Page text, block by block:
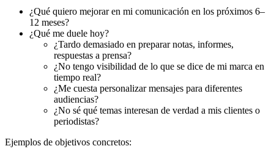
¿Qué quiero mejorar en mi comunicación en los próximos 6–
12 meses?
¿Qué me duele hoy?
¿Tardo demasiado en preparar notas, informes,
respuestas a prensa?
¿No tengo visibilidad de lo que se dice de mi marca en
tiempo real?
¿Me cuesta personalizar mensajes para diferentes
audiencias?
¿No sé qué temas interesan de verdad a mis clientes o
periodistas?
Ejemplos de objetivos concretos: